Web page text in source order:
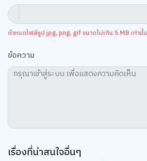
กำหนดไฟล์รูป jpg, png, gif ขนาดไม่เกิน 5 MB เท่านั้น
ข้อความ